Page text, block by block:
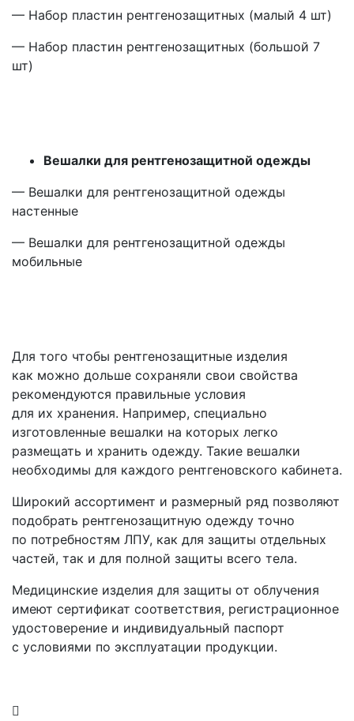
— Набор пластин рентгенозащитных (малый 4 шт)
— Набор пластин рентгенозащитных (большой 7
шт)
Вешалки для рентгенозащитной одежды
— Вешалки для рентгенозащитной одежды
настенные
— Вешалки для рентгенозащитной одежды
мобильные
Для того чтобы рентгенозащитные изделия
как можно дольше сохраняли свои свойства
рекомендуются правильные условия
для их хранения. Например, специально
изготовленные вешалки на которых легко
размещать и хранить одежду. Такие вешалки
необходимы для каждого рентгеновского кабинета.
Широкий ассортимент и размерный ряд позволяют
подобрать рентгенозащитную одежду точно
по потребностям ЛПУ, как для защиты отдельных
частей, так и для полной защиты всего тела.
Медицинские изделия для защиты от облучения
имеют сертификат соответствия, регистрационное
удостоверение и индивидуальный паспорт
с условиями по эксплуатации продукции.